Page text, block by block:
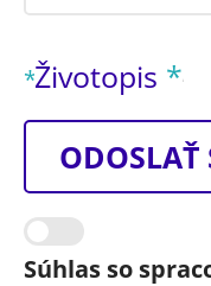
Životopis
povinné pole
ODOSLAŤ
Súhlas so